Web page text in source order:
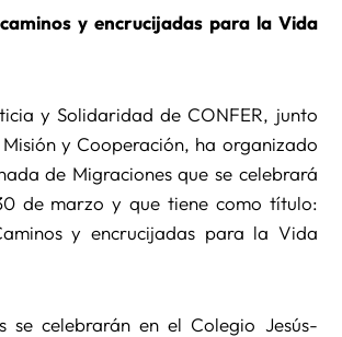
y encrucijadas para la Vida
y Solidaridad de CONFER, junto
y Cooperación, ha organizado
de Migraciones que se celebrará
de marzo y que tiene como título:
y encrucijadas para la Vida
se celebrarán en el Colegio Jesús-